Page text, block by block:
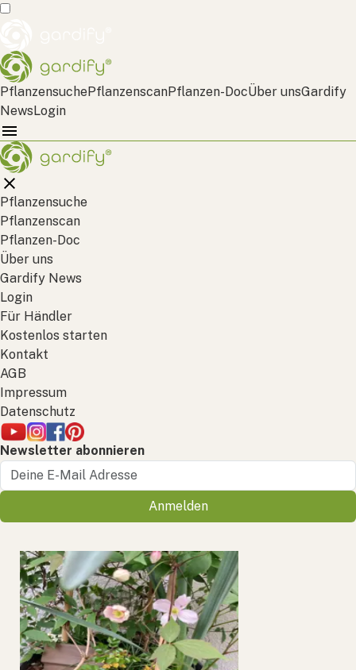
PflanzensuchePflanzenscanPflanzen-DocÜber unsGardify
NewsLogin
Pflanzensuche
Pflanzenscan
Pflanzen-Doc
Über uns
Gardify News
Login
Für Händler
Kostenlos starten
Kontakt
AGB
Impressum
Datenschutz
Newsletter abonnieren
Anmelden